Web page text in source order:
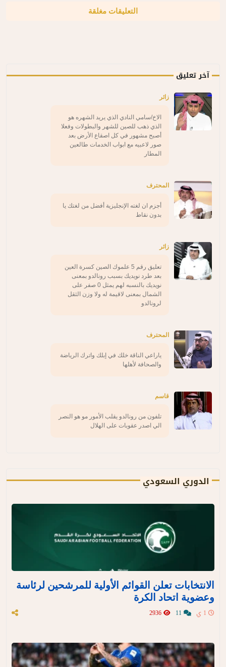
التعليقات مغلقة
آخر تعليق
زائر
الاخ/سامي النادي الذي يريد الشهره هو
الذي ذهب للصين للشهر والبطولات وفعلا
أصبح مشهور في كل اصقاع الأرض بعد
صور لاعبيه مع ابواب الخدمات طالعين
المطار
المحترف
أجزم ان لغته الإنجليزية أفضل من لغتك يا
بدون نقاط
زائر
تعليق رقم 5 علموك الصين كسرة العين
بعد طرد نويديك بسبب رونالدو بمعنى
نويديك بالنسبه لهم يمثل 0 صفر على
الشمال بمعنى لاقيمة له ولا وزن الثقل
لرونالدو
المحترف
ياراعي الناقة خلك في إبلك واترك الرياضة
والصحافة لأهلها
قاسم
تلفون من رونالدو يقلب الأمور مو هو النصر
الي اصدر عقوبات على الهلال
الدوري السعودي
الانتخابات تعلن القوائم الأولية للمرشحين لرئاسة
وعضوية اتحاد الكرة